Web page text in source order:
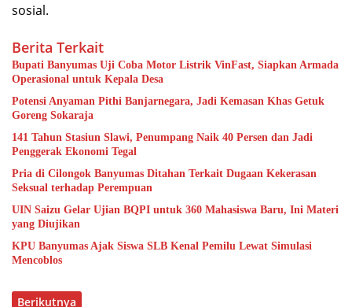
sosial.
Berita Terkait
Bupati Banyumas Uji Coba Motor Listrik VinFast, Siapkan Armada
Operasional untuk Kepala Desa
Potensi Anyaman Pithi Banjarnegara, Jadi Kemasan Khas Getuk
Goreng Sokaraja
141 Tahun Stasiun Slawi, Penumpang Naik 40 Persen dan Jadi
Penggerak Ekonomi Tegal
Pria di Cilongok Banyumas Ditahan Terkait Dugaan Kekerasan
Seksual terhadap Perempuan
UIN Saizu Gelar Ujian BQPI untuk 360 Mahasiswa Baru, Ini Materi
yang Diujikan
KPU Banyumas Ajak Siswa SLB Kenal Pemilu Lewat Simulasi
Mencoblos
Berikutnya